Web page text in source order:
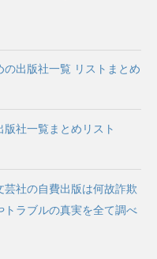
出版社一覧 リストまとめ
社一覧まとめリスト
芸社の自費出版は何故詐欺
トラブルの真実を全て調べ